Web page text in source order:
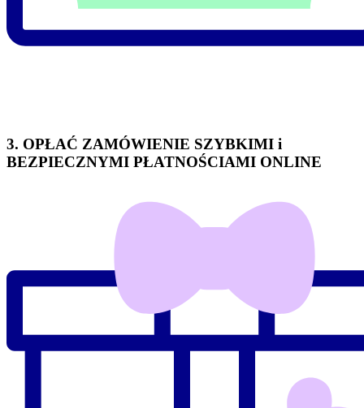
3. OPŁAĆ ZAMÓWIENIE SZYBKIMI i
BEZPIECZNYMI PŁATNOŚCIAMI ONLINE